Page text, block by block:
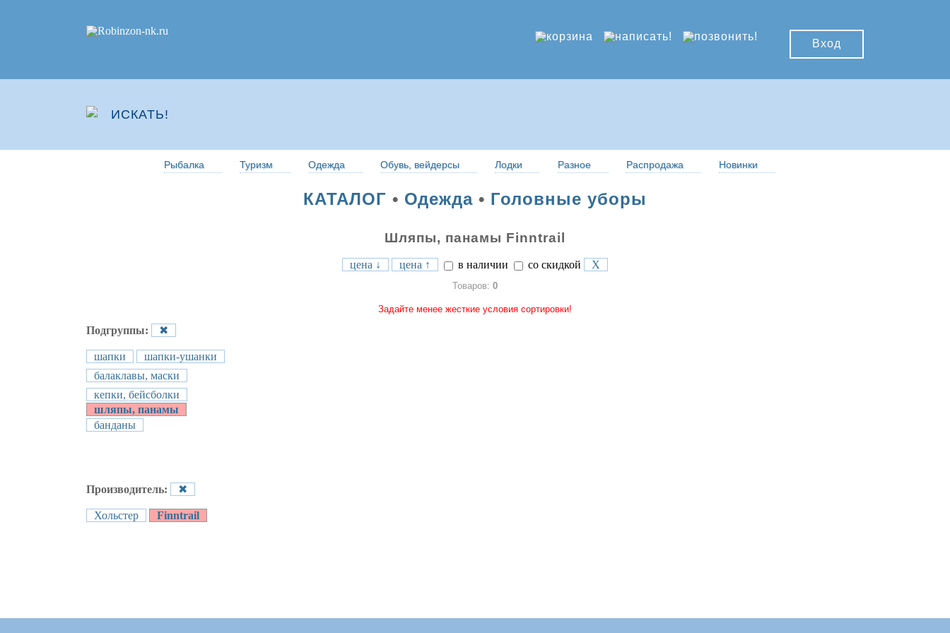
Вход
Рыбалка Туризм Одежда Обувь, вейдерсы Лодки Разное Распродажа Новинки
КАТАЛОГ • Одежда • Головные уборы
Шляпы, панамы Finntrail
цена ↓ цена ↑ в наличии со скидкой X
Товаров: 0
Задайте менее жесткие условия сортировки!
Подгруппы: ✖
шапки
шапки-ушанки
балаклавы, маски
кепки, бейсболки
шляпы, панамы
банданы
Производитель: ✖
Хольстер Finntrail